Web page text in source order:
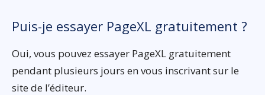
Puis-je essayer PageXL gratuitement ?
Oui, vous pouvez essayer PageXL gratuitement
pendant plusieurs jours en vous inscrivant sur le
site de l’éditeur.